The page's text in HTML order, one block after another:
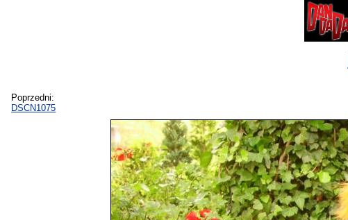
Poprzedni:
DSCN1075